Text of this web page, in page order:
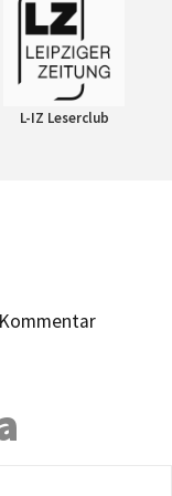
L-IZ Leserclub